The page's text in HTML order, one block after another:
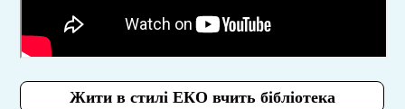
Жити в стилі ЕКО вчить бібліотека